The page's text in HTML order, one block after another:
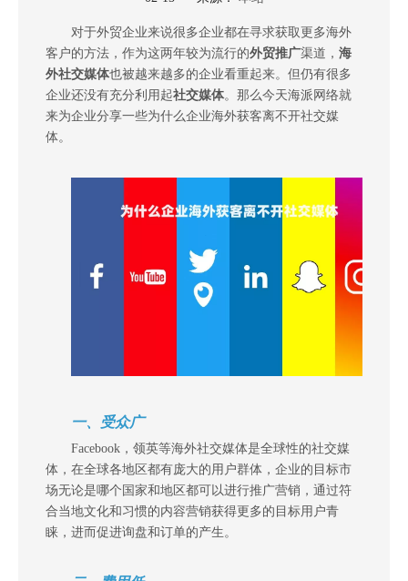
["wechat","weibo","qzone","douban","email"]
对于外贸企业来说很多企业都在寻求获取更多海外
客户的方法，作为这两年较为流行的外贸推广渠道， 海
外社交媒体也被越来越多的企业看重起来。但仍有很多
企业还没有充分利用起社交媒体。那么今天海派网络就
来为企业分享一些为什么企业海外获客离不开社交媒
体。
一、受众广
Facebook，领英等海外社交媒体是全球性的社交媒
体，在全球各地区都有庞大的用户群体，企业的目标市
场无论是哪个国家和地区都可以进行推广营销，通过符
合当地文化和习惯的内容营销获得更多的目标用户青
睐，进而促进询盘和订单的产生。